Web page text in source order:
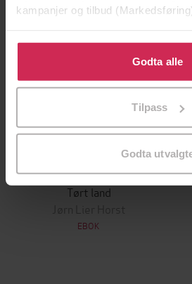
kampanjer og tilbud
Klikk på «Godta alle» for å gi oss
bruke cookies for alle disse
tilpasse ditt samtykke til
Godta alle
Tilpass
Godta
349,-
Tørt land
Jørn Lier Horst
EBOK